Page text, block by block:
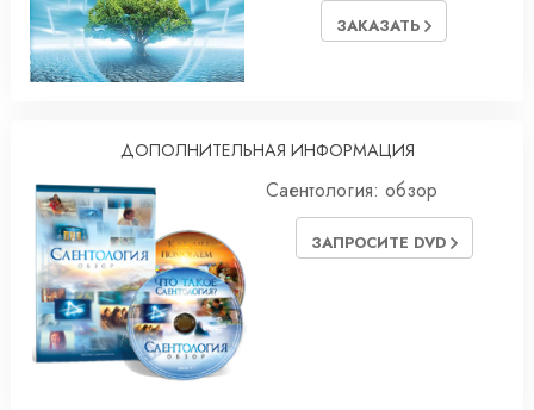
ЗАКАЗАТЬ
ДОПОЛНИТЕЛЬНАЯ ИНФОРМАЦИЯ
Саентология: обзор
ЗАПРОСИТЕ DVD